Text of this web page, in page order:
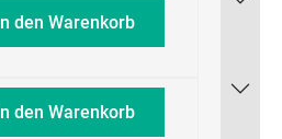
In den Warenkorb
In den Warenkorb